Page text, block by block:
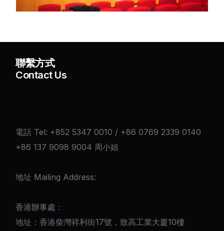
聯繫方式
Contact Us
電話 Tel: +852 5347 0010 / +86 0769 2339 0140
+86 137 9098 9004 周小姐
地址 Mailing Address:
香港辦事處：
地址：香港柴灣祥利街17號，致高工業大廈10樓